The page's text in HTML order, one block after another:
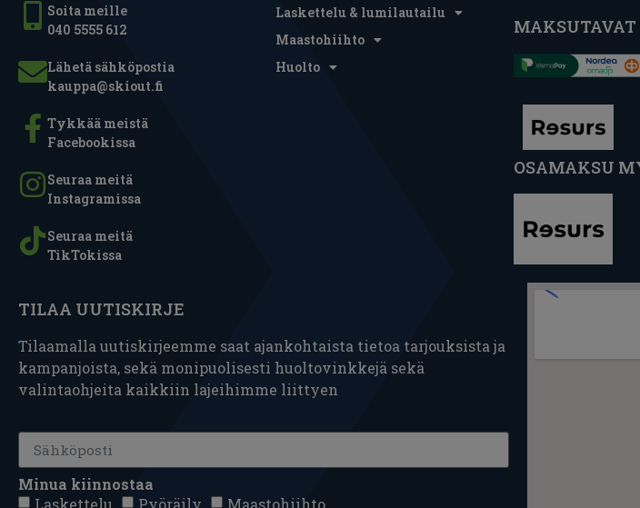
Soita meille
040 5555 612
Lähetä sähköpostia
kauppa@skiout.fi
Tykkää meistä
Facebookissa
Seuraa meitä
Instagramissa
Seuraa meitä
TikTokissa
Laskettelu & lumilautailu
Maastohiihto
Huolto
OSAMAKSU
TILAA UUTISKIRJE
Tilaamalla uutiskirjeemme saat ajankohtaista tietoa tarjouksista ja
kampanjoista, sekä monipuolisesti huoltovinkkejä sekä
valintaohjeita kaikkiin lajeihimme liittyen
Minua kiinnostaa
Laskettelu
Pyöräily Maastohiihto